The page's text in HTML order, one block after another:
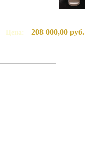
Цена: 208 000,00 руб.